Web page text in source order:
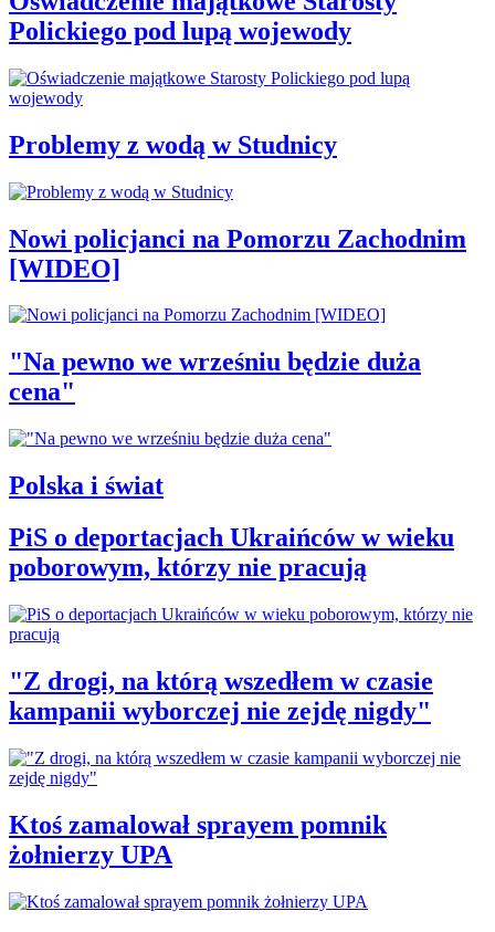
Polickiego pod lupą wojewody
Problemy z wodą w Studnicy
Nowi policjanci na Pomorzu Zachodnim
[WIDEO]
"Na pewno we wrześniu będzie duża
cena"
Polska i świat
PiS o deportacjach Ukraińców w wieku
poborowym, którzy nie pracują
"Z drogi, na którą wszedłem w czasie
kampanii wyborczej nie zejdę nigdy"
Ktoś zamalował sprayem pomnik
żołnierzy UPA